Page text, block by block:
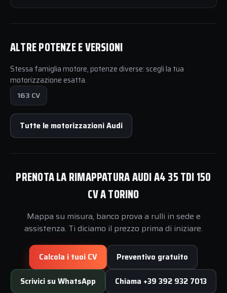
ALTRE POTENZE E VERSIONI
Stessa famiglia motore, potenze diverse: scegli la tua
motorizzazione esatta.
163 CV
Tutte le motorizzazioni Audi
PRENOTA LA RIMAPPATURA AUDI A4 35 TDI 150
CV A TORINO
Mappa su misura, banco prova a rulli in sede e
assistenza. Ti diciamo il prezzo prima di iniziare.
Calcola i tuoi CV Preventivo gratuito
Scrivici su WhatsApp Chiama +39 392 932 7013